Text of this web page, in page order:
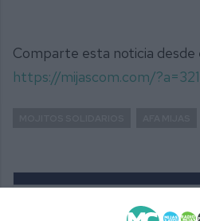
Comparte esta noticia desde
https://mijascom.com/